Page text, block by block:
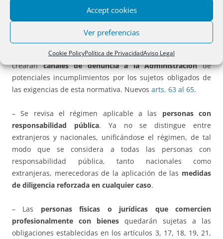
Accept cookies
Ver preferencias
Cookie PolicyPolítica de PrivacidadAviso Legal
como en el ámbito de los propios sujetos obligados de la
ley. Los sujetos obligados deberán contar con canales
específicos para ladenuncia interna
contrarias a la ley o a los procedimientos internos de la
entidad aprobados para dar cumplimiento a aquélla. Y se
crearáncanales de denuncia a la Administraciónde
potenciales incumplimientos por los sujetos obligados de
las exigencias de esta normativa. Nuevos arts. 63 al 65.
– Se revisa el régimen aplicable a las personas con
responsabilidad pública. Ya no se distingue entre
extranjeros y nacionales, unificándose el régimen, de tal
modo que se considera a todas las personas con
responsabilidad pública, tanto nacionales como
extranjeras, merecedoras de la aplicación de las medidas
de diligencia reforzada en cualquier caso.
– Las personas físicas o jurídicas que comercien
profesionalmente con bienes quedarán sujetas a las
obligaciones establecidas en los artículos 3, 17, 18, 19, 21,